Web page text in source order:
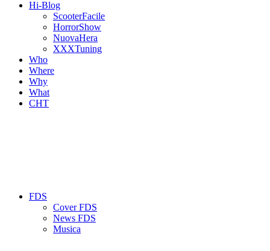
Hi-Blog
ScooterFacile
HorrorShow
NuovaHera
XXXTuning
Who
Where
Why
What
CHT
FDS
Cover FDS
News FDS
Musica